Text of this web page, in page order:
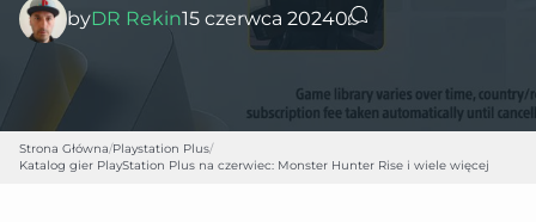
byDR Rekin15 czerwca 20240
Strona Główna/Playstation Plus/
Katalog gier PlayStation Plus na czerwiec: Monster Hunter Rise i wiele więcej